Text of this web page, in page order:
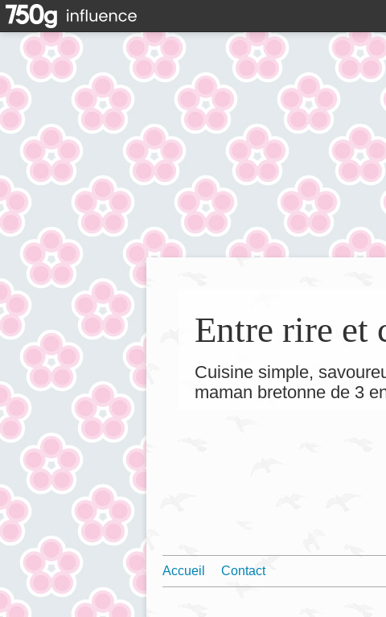
Entre rire et
Cuisine simple,
maman bretonne de 3
Accueil Contact